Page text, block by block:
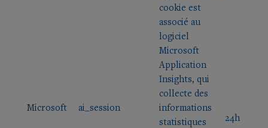
Microsoft ai_session
cookie est
associé au
logiciel
Microsoft
Application
Insights, qui
collecte des
informations
statistiques
24h